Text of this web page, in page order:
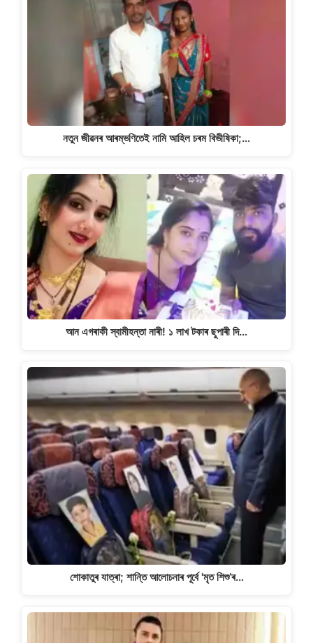
নতুন জীৱনৰ আৰম্ভণিতেই নামি আহিল চৰম বিভীষিকা;…
আন এগৰাকী স্বামীহন্তা নাৰী! ১ লাখ টকাৰ ছুপাৰী দি…
শোকাতুৰ যাত্ৰা; শান্তি আলোচনাৰ পূৰ্বে 'মৃত শিশু’ৰ…